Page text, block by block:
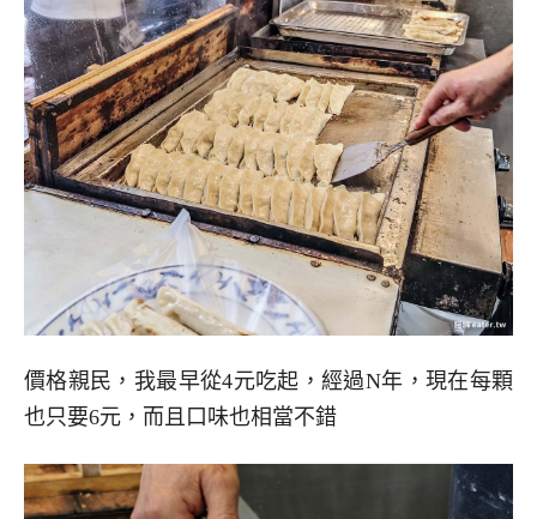
價格親民，我最早從4元吃起，經過N年，現在每顆
也只要6元，而且口味也相當不錯